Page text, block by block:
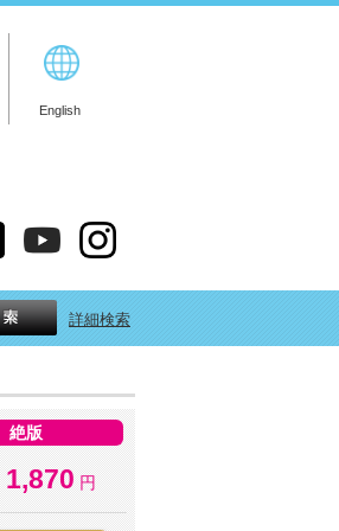
English
詳細検索
絶版
1,870 円